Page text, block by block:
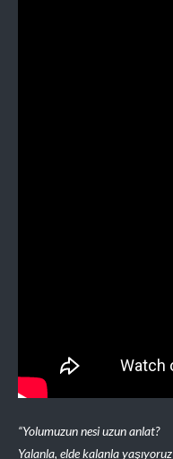
“Yolumuzun nesi uzun anlat?
Yalanla, elde kalanla yaşıyoruz